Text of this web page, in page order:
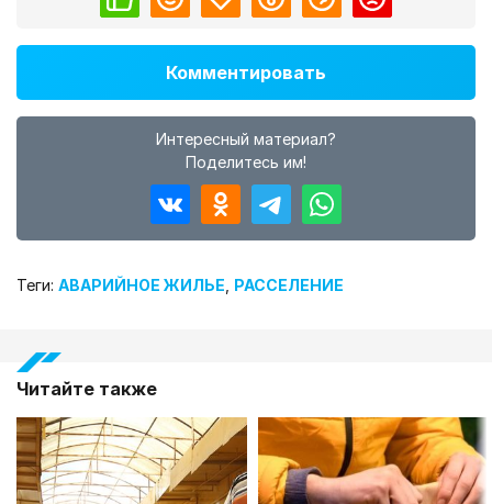
Комментировать
Интересный материал?
Поделитесь им!
Теги: АВАРИЙНОЕ ЖИЛЬЕ РАССЕЛЕНИЕ
Читайте также